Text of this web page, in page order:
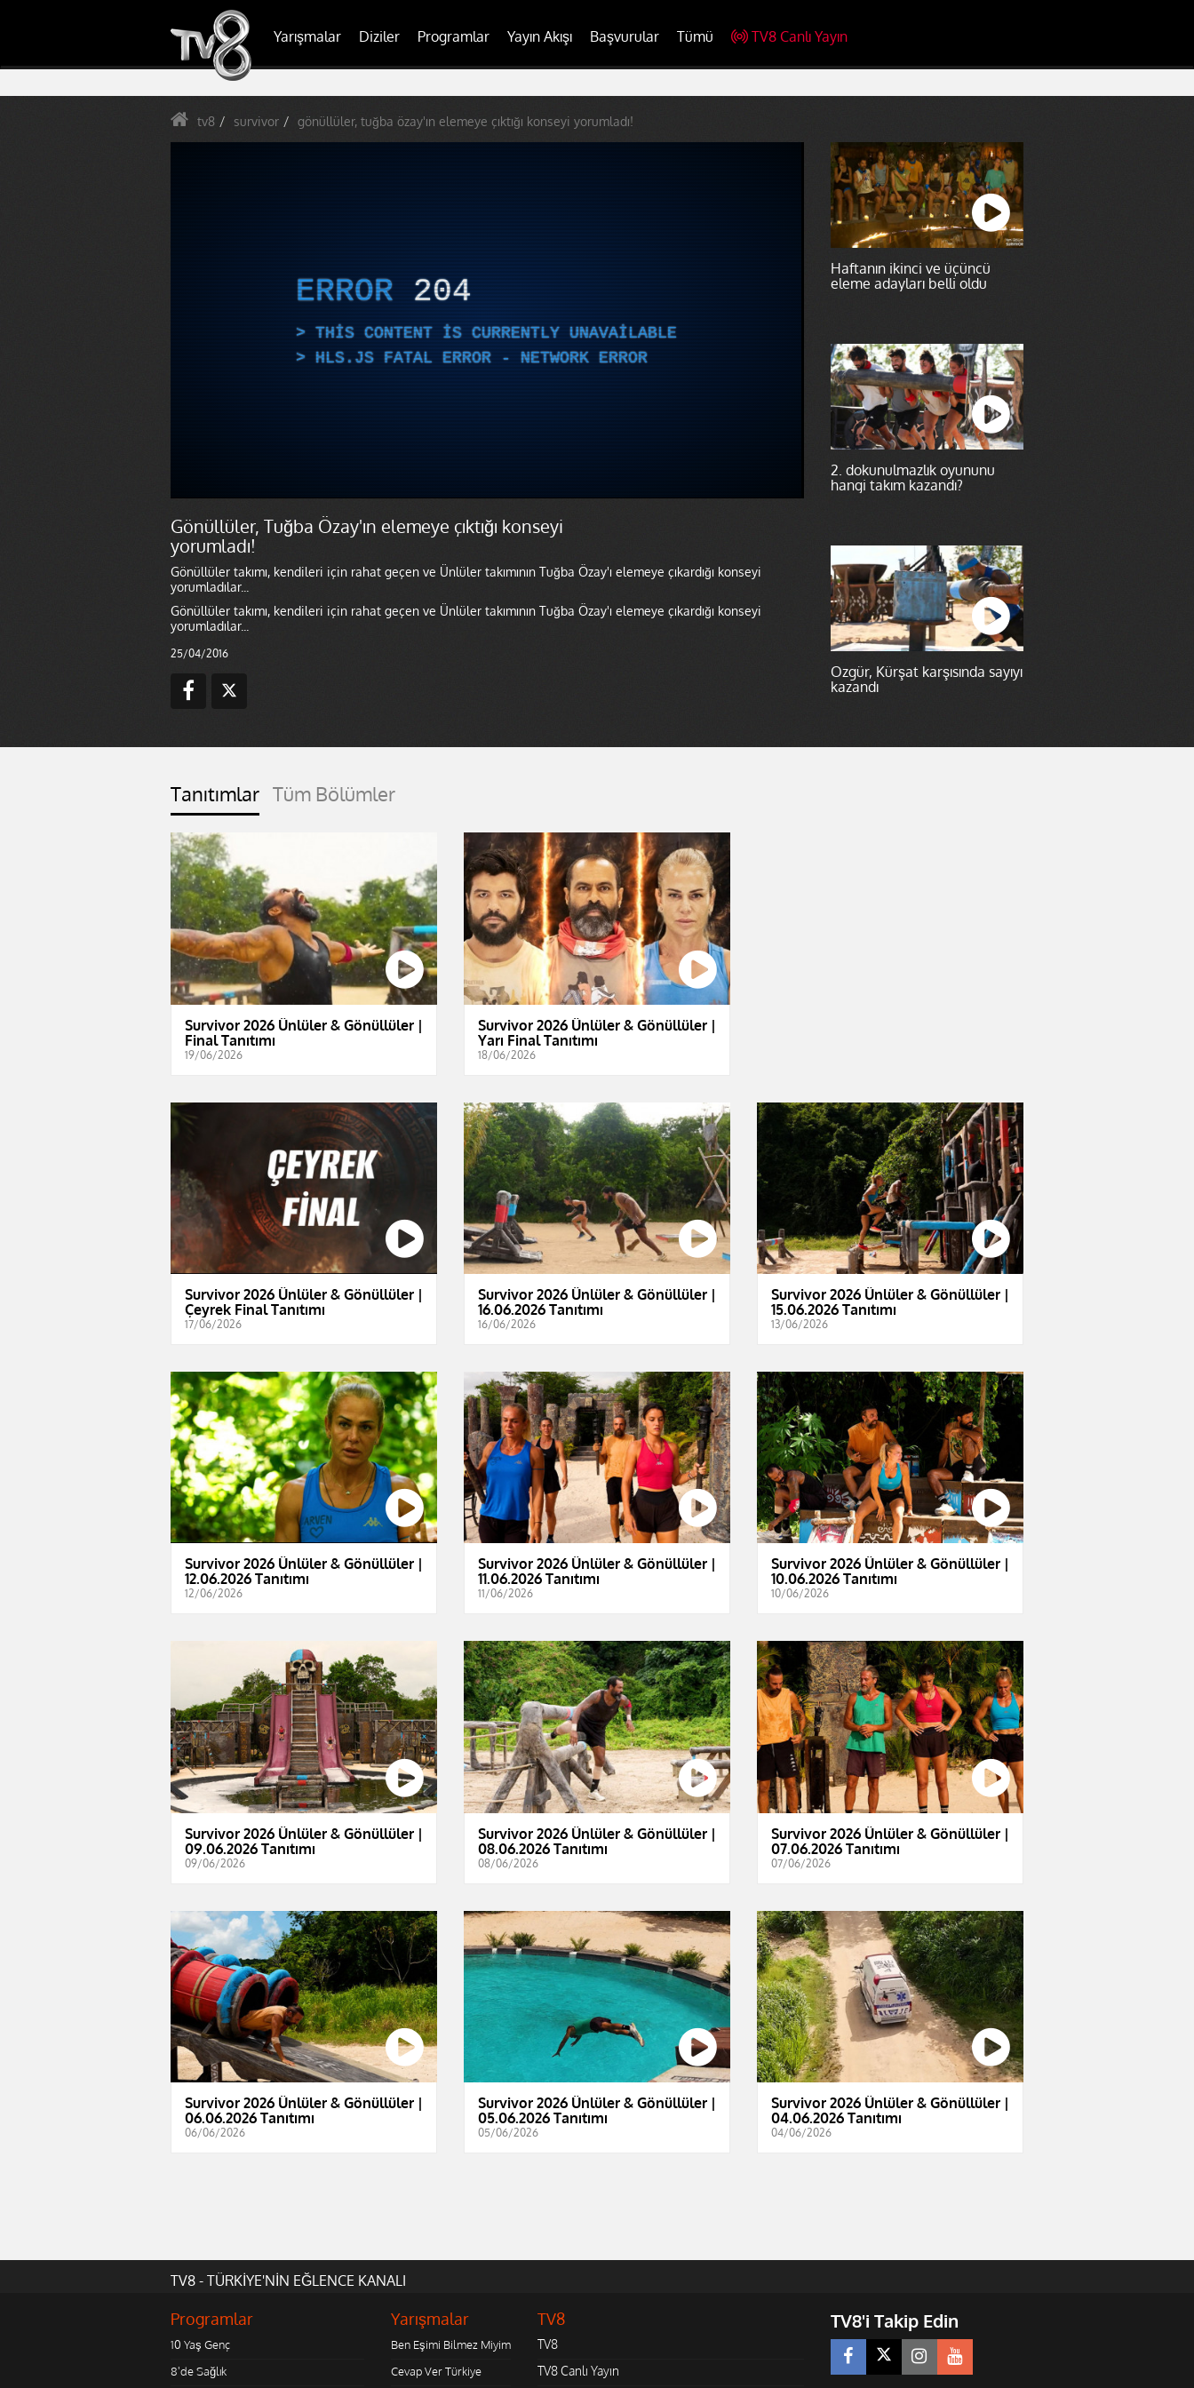
Yarışmalar Diziler Programlar Yayın Akışı Başvurular Tümü TV8 Canlı Yayın
tv8 survivor gönüllüler, tuğba özay'ın elemeye çıktığı konseyi yorumladı!
ERROR 204
THIS CONTENT IS CURRENTLY UNAVAILABLE
HLS.JS FATAL ERROR - NETWORK ERROR
Gönüllüler, Tuğba Özay'ın elemeye çıktığı konseyi
yorumladı!
Gönüllüler takımı, kendileri için rahat geçen ve Ünlüler takımının Tuğba Özay'ı elemeye çıkardığı konseyi
yorumladılar...
Gönüllüler takımı, kendileri için rahat geçen ve Ünlüler takımının Tuğba Özay'ı elemeye çıkardığı konseyi
yorumladılar...
25/04/2016
Haftanın ikinci ve üçüncü
eleme adayları belli oldu
2. dokunulmazlık oyununu
hangi takım kazandı?
Özgür, Kürşat karşısında sayıyı
kazandı
Tanıtımlar Tüm Bölümler
Survivor 2026 Ünlüler & Gönüllüler |
Final Tanıtımı
19/06/2026
Survivor 2026 Ünlüler & Gönüllüler |
Yarı Final Tanıtımı
18/06/2026
Survivor 2026 Ünlüler & Gönüllüler |
Çeyrek Final Tanıtımı
17/06/2026
Survivor 2026 Ünlüler & Gönüllüler |
16.06.2026 Tanıtımı
16/06/2026
Survivor 2026 Ünlüler & Gönüllüler |
15.06.2026 Tanıtımı
13/06/2026
Survivor 2026 Ünlüler & Gönüllüler |
12.06.2026 Tanıtımı
12/06/2026
Survivor 2026 Ünlüler & Gönüllüler |
11.06.2026 Tanıtımı
11/06/2026
Survivor 2026 Ünlüler & Gönüllüler |
10.06.2026 Tanıtımı
10/06/2026
Survivor 2026 Ünlüler & Gönüllüler |
09.06.2026 Tanıtımı
09/06/2026
Survivor 2026 Ünlüler & Gönüllüler |
08.06.2026 Tanıtımı
08/06/2026
Survivor 2026 Ünlüler & Gönüllüler |
07.06.2026 Tanıtımı
07/06/2026
Survivor 2026 Ünlüler & Gönüllüler |
06.06.2026 Tanıtımı
06/06/2026
Survivor 2026 Ünlüler & Gönüllüler |
05.06.2026 Tanıtımı
05/06/2026
Survivor 2026 Ünlüler & Gönüllüler |
04.06.2026 Tanıtımı
04/06/2026
TV8 - TÜRKİYE'NİN EĞLENCE KANALI
Programlar
10 Yaş Genç
8'de Sağlık
Yarışmalar
Ben Eşimi Bilmez Miyim
Cevap Ver Türkiye
TV8
TV8
TV8 Canlı Yayın
TV8'i Takip Edin